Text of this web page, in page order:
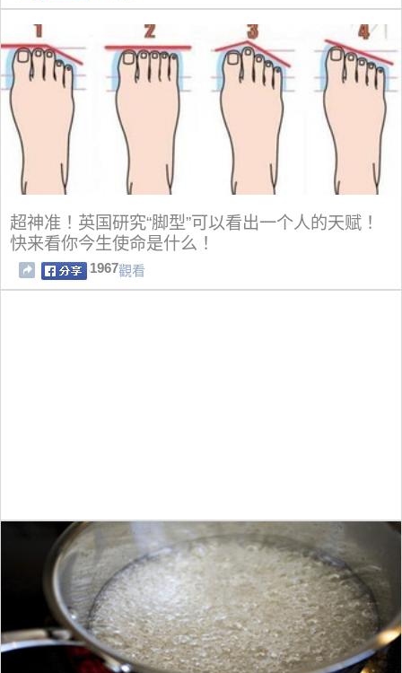
超神准！英国研究“脚型”可以看出一个人的天赋！
快来看你今生使命是什么！
1967觀看